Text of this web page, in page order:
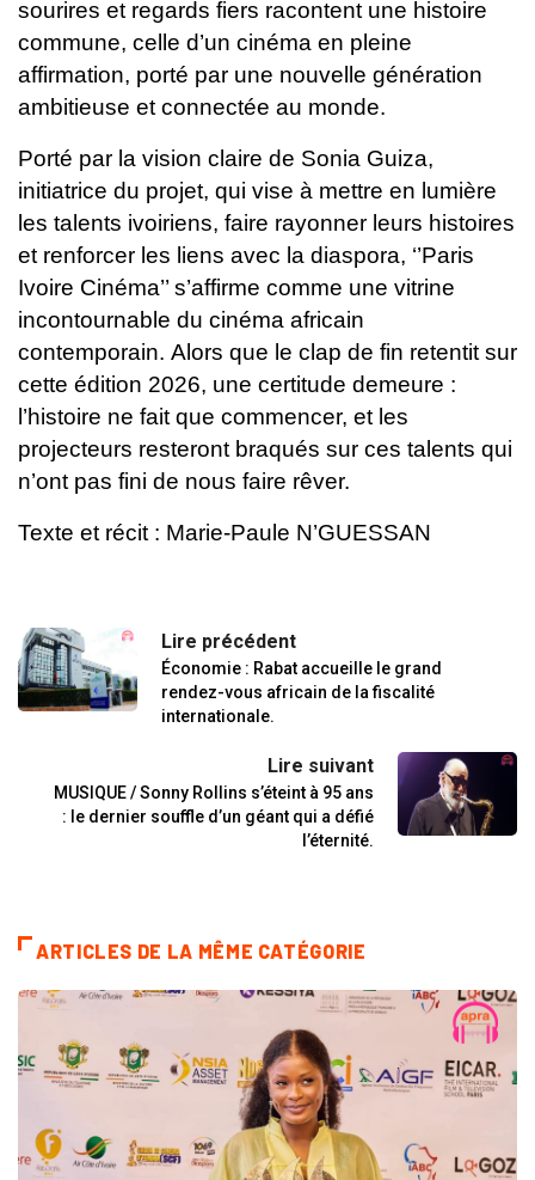
sourires et regards fiers racontent une histoire
commune, celle d’un cinéma en pleine
affirmation, porté par une nouvelle génération
ambitieuse et connectée au monde.
Porté par la vision claire de Sonia Guiza,
initiatrice du projet, qui vise à mettre en lumière
les talents ivoiriens, faire rayonner leurs histoires
et renforcer les liens avec la diaspora, ‘’Paris
Ivoire Cinéma’’ s’affirme comme une vitrine
incontournable du cinéma africain
contemporain. Alors que le clap de fin retentit sur
cette édition 2026, une certitude demeure :
l’histoire ne fait que commencer, et les
projecteurs resteront braqués sur ces talents qui
n’ont pas fini de nous faire rêver.
Texte et récit : Marie-Paule N’GUESSAN
Lire précédent
Économie : Rabat accueille le grand
rendez-vous africain de la fiscalité
internationale.
Lire suivant
MUSIQUE / Sonny Rollins s’éteint à 95 ans
: le dernier souffle d’un géant qui a défié
l’éternité.
ARTICLES DE LA MÊME CATÉGORIE